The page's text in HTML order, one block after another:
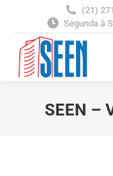
(21)
Segunda à
SEEN –